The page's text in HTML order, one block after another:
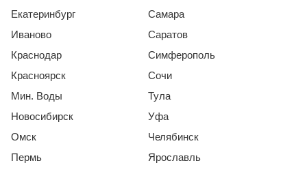
Екатеринбург
Иваново
Краснодар
Красноярск
Мин. Воды
Новосибирск
Омск
Пермь
Самара
Саратов
Симферополь
Сочи
Тула
Уфа
Челябинск
Ярославль